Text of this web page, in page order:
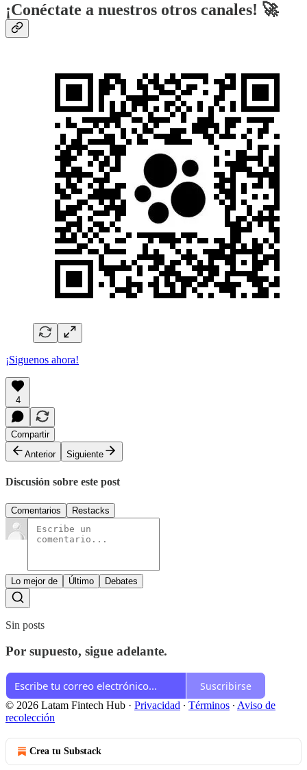
¡Conéctate a nuestros otros canales! 🚀
¡Siguenos ahora!
4
Compartir
Anterior
Siguiente
Discusión sobre este post
Comentarios Restacks
Lo mejor de Último Debates
Sin posts
Por supuesto, sigue adelante.
Suscribirse
© 2026 Latam Fintech Hub · Privacidad ∙ Términos ∙ Aviso de
recolección
Crea tu Substack